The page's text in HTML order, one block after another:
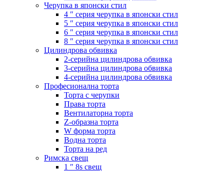
Черупка в японски стил
4 ″ серия черупка в японски стил
5 ″ серия черупка в японски стил
6 ″ серия черупка в японски стил
8 ″ серия черупка в японски стил
Цилиндрова обвивка
2-серийна цилиндрова обвивка
3-серийна цилиндрова обвивка
4-серийна цилиндрова обвивка
Професионална торта
Торта с черупки
Права торта
Вентилаторна торта
Z-образна торта
W форма торта
Водна торта
Торта на ред
Римска свещ
1 ″ 8s свещ